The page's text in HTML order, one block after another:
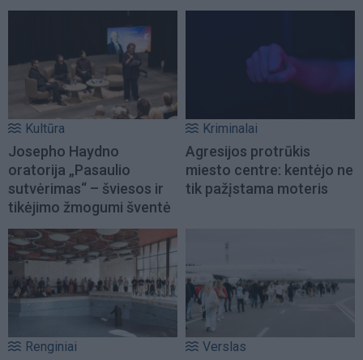
Kultūra
Josepho Haydno
oratorija „Pasaulio
sutvėrimas“ – šviesos ir
tikėjimo žmogumi šventė
Kriminalai
Agresijos protrūkis
miesto centre: kentėjo ne
tik pažįstama moteris
Renginiai Verslas